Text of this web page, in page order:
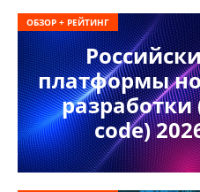
платформы
разработки
code)
ОБЗОР + РЕЙТИНГ